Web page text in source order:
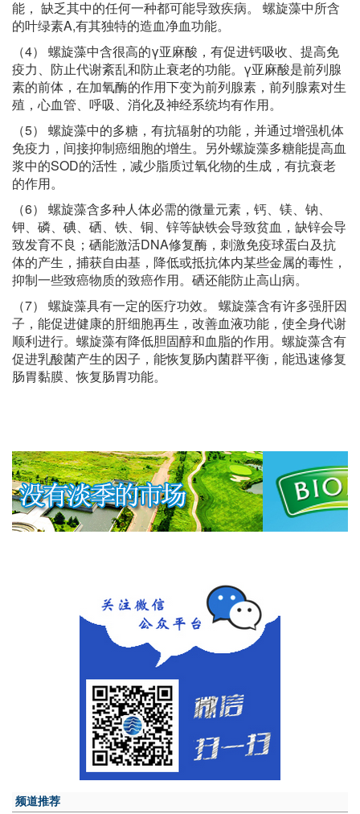
能， 缺乏其中的任何一种都可能导致疾病。 螺旋藻中所含
的叶绿素A,有其独特的造血净血功能。
（4） 螺旋藻中含很高的γ亚麻酸，有促进钙吸收、提高免
疫力、防止代谢紊乱和防止衰老的功能。γ亚麻酸是前列腺
素的前体，在加氧酶的作用下变为前列腺素，前列腺素对生
殖，心血管、呼吸、消化及神经系统均有作用。
（5） 螺旋藻中的多糖，有抗辐射的功能，并通过增强机体
免疫力，间接抑制癌细胞的增生。另外螺旋藻多糖能提高血
浆中的SOD的活性，减少脂质过氧化物的生成，有抗衰老
的作用。
（6） 螺旋藻含多种人体必需的微量元素，钙、镁、钠、
钾、磷、碘、硒、铁、铜、锌等缺铁会导致贫血，缺锌会导
致发育不良；硒能激活DNA修复酶，刺激免疫球蛋白及抗
体的产生，捕获自由基，降低或抵抗体内某些金属的毒性，
抑制一些致癌物质的致癌作用。硒还能防止高山病。
（7） 螺旋藻具有一定的医疗功效。 螺旋藻含有许多强肝因
子，能促进健康的肝细胞再生，改善血液功能，使全身代谢
顺利进行。螺旋藻有降低胆固醇和血脂的作用。螺旋藻含有
促进乳酸菌产生的因子，能恢复肠内菌群平衡，能迅速修复
肠胃黏膜、恢复肠胃功能。
频道推荐